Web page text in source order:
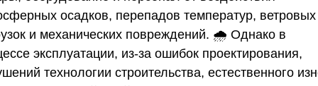
осадков, перепадов температур, ветровых
и механических повреждений. 🌧️ Однако в
эксплуатации, из-за ошибок проектирования,
технологии строительства, естественного